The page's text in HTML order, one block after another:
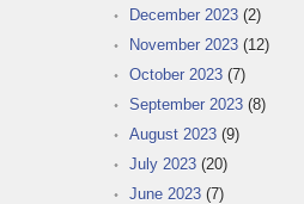
December 2023 (2)
November 2023 (12)
October 2023 (7)
September 2023 (8)
August 2023 (9)
July 2023 (20)
June 2023 (7)